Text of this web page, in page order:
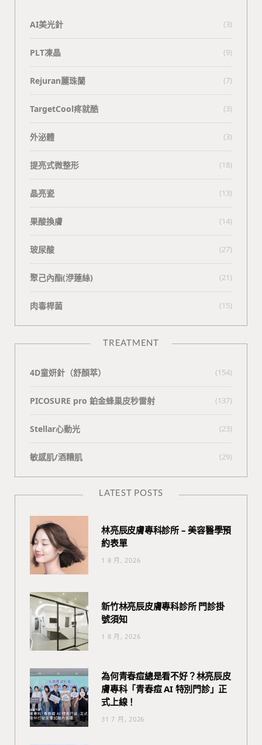
AI美光針 (3)
PLT凍晶 (9)
Rejuran麗珠蘭 (7)
TargetCool疼就酷 (3)
外泌體 (3)
提亮式微整形 (18)
晶亮瓷 (13)
果酸換膚 (14)
玻尿酸 (27)
聚己內酯(洢蓮絲) (21)
肉毒桿菌 (15)
TREATMENT
4D童妍針（舒顏萃） (154)
PICOSURE pro 鉑金蜂巢皮秒雷射 (137)
Stellar心動光 (23)
敏感肌/酒糟肌 (29)
LATEST POSTS
林亮辰皮膚專科診所 – 美容醫學預
約表單
1 8 月, 2026
新竹林亮辰皮膚專科診所 門診掛
號須知
1 8 月, 2026
為何青春痘總是看不好？林亮辰皮
膚專科「青春痘 AI 特別門診」正
式上線！
31 7 月, 2026